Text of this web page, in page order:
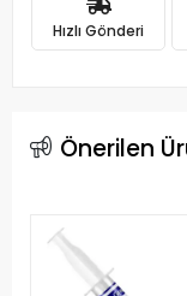
Hızlı Gönderi
Önerilen